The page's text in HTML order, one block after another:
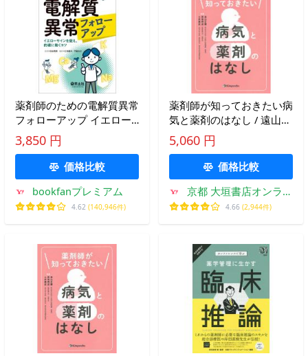
薬剤師のための電解質異常
フォローアップ イエロー
サインを捉え、的確に動く
コツ/志水英明/三宅健文/門
3,850 円
価格比較
bookfanプレミアム
4.62 (140,946件)
薬剤師が知っておきたい病
気と薬剤のはなし / 遠山
正彌 他編集
5,060 円
価格比較
京都 大垣書店オンライ
ン
4.66 (2,944件)